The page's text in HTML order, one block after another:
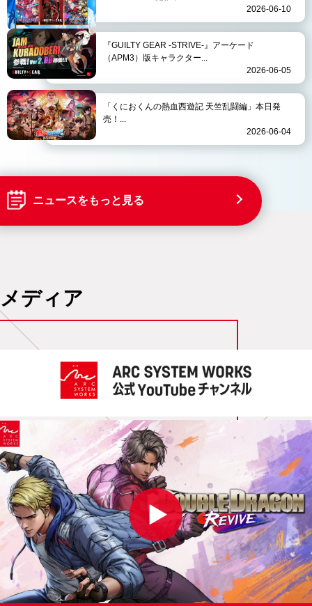
2026-06-10
『GUILTY GEAR -STRIVE-』アーケード
（APM3）版キャラクター...
2026-06-05
「くにおくんの熱血西遊記 天竺乱闘編」本日発
売！...
2026-06-04
ニュースをもっと見る
メディア